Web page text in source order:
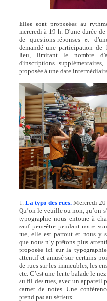
Elles sont proposées au
mercredi à 19 h. D'une durée
de questions-réponses et
demandé une participation de
lieu, limitant le nombre
d'inscriptions
proposée à une date
1.La typo des rues. Mercredi 20
Qu’on le veuille ou non, qu’on
typographie nous entoure à
sauf peut-être pendant notre
rue, elle est partout et nous y
que nous n’y prêtons plus
proposée ici sur la
attentif et amusé sur certains
de rues sur les immeubles, les
etc. C’est une lente balade le
au fil des rues, avec un appareil
carnet de notes. Une
prend pas au sérieux.